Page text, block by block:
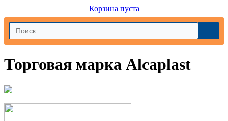
Корзина пуста
Торговая марка Alcaplast